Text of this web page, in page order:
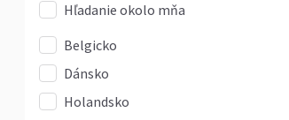
Hľadanie okolo mňa
Belgicko
Dánsko
Holandsko